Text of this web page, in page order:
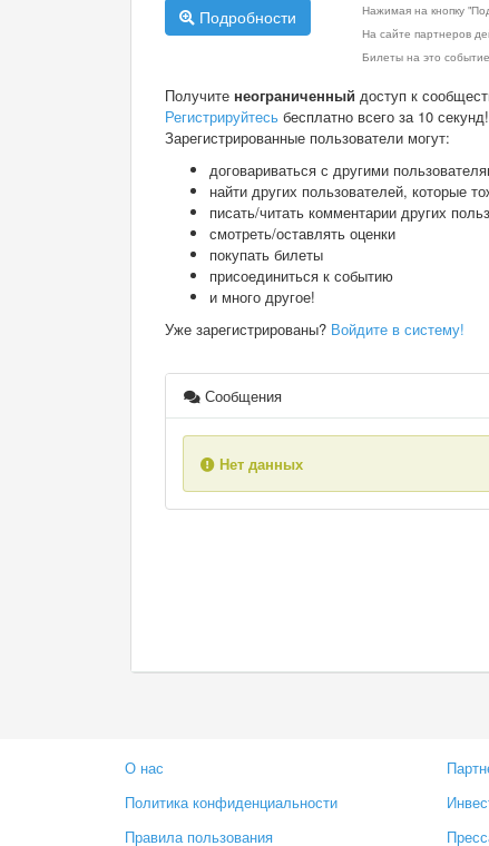
Подробности
Нажимая на кнопку
На сайте партнеров
Билеты на это
Получите неограниченный доступ к
Регистрируйтесь бесплатно всего за 10 секунд!
Зарегистрированные пользователи могут:
договариваться с другими
найти других пользователей, которые
писать/читать комментарии других
смотреть/оставлять оценки
покупать билеты
присоединиться к событию
и много другое!
Уже зарегистрированы? Войдите в систему!
Сообщения
Нет данных
О нас
Политика конфиденциальности
Правила пользования